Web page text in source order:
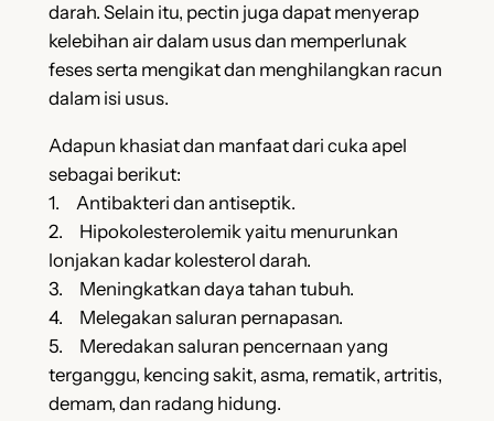
darah. Selain itu, pectin juga dapat menyerap
kelebihan air dalam usus dan memperlunak
feses serta mengikat dan menghilangkan racun
dalam isi usus.
Adapun khasiat dan manfaat dari cuka apel
sebagai berikut:
1. Antibakteri dan antiseptik.
2. Hipokolesterolemik yaitu menurunkan
lonjakan kadar kolesterol darah.
3. Meningkatkan daya tahan tubuh.
4. Melegakan saluran pernapasan.
5. Meredakan saluran pencernaan yang
terganggu, kencing sakit, asma, rematik, artritis,
demam, dan radang hidung.